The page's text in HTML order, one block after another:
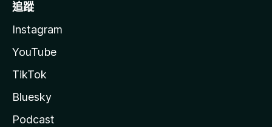
追蹤
Instagram
YouTube
TikTok
Bluesky
Podcast